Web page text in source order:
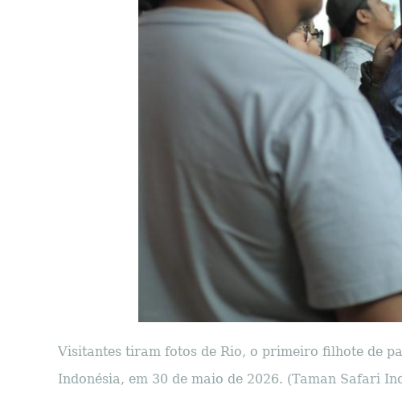
Visitantes tiram fotos de Rio, o primeiro filhote de
Indonésia, em 30 de maio de 2026. (Taman Safari